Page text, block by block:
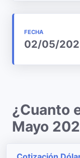
FECHA
02/05/
¿Cuanto
Mayo